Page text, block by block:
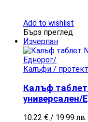
Add to wishlist
Бърз преглед
Изчерпан
Калъфи /
Калъф
универсален/
10.22 € / 19.99 лв.